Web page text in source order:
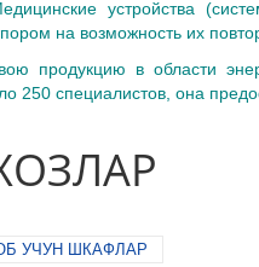
устройства
на возможность их
продукцию в области
250 специалистов, она